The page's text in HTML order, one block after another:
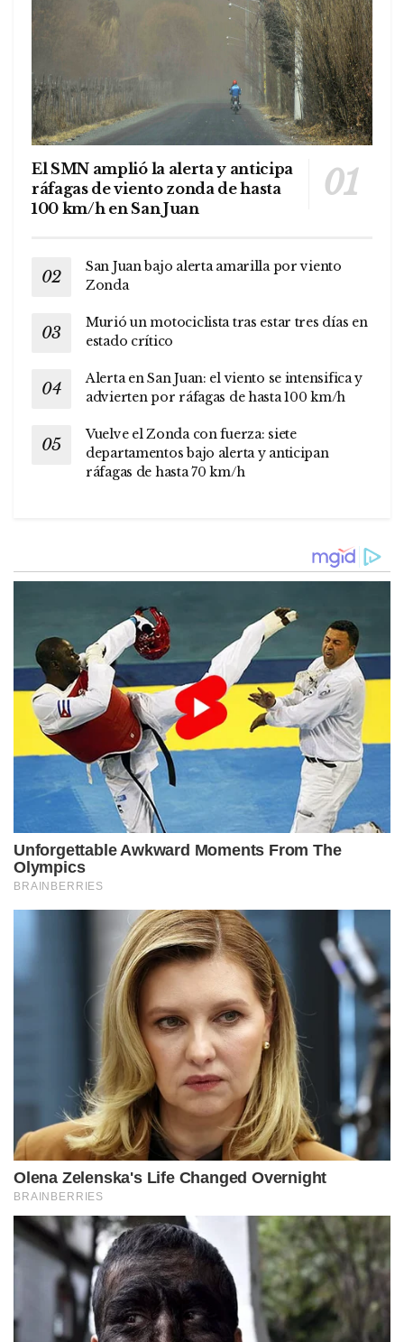
El SMN amplió la alerta y anticipa
ráfagas de viento zonda de hasta
100 km/h en San Juan
San Juan bajo alerta amarilla por viento
Zonda
Murió un motociclista tras estar tres días en
estado crítico
Alerta en San Juan: el viento se intensifica y
advierten por ráfagas de hasta 100 km/h
Vuelve el Zonda con fuerza: siete
departamentos bajo alerta y anticipan
ráfagas de hasta 70 km/h